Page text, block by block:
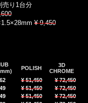
売り1台分
¥ 9,450
POLISH
3D
CHROME
62 ¥ 51,450
¥ 72,450
49 ¥ 51,450
¥ 72,450
49 ¥ 51,450
¥ 72,450